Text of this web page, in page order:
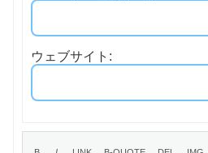
ウェブサイト: